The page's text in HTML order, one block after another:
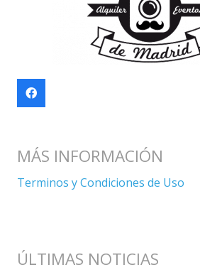
MÁS INFORMACIÓN
Terminos y Condiciones de Uso
ÚLTIMAS NOTICIAS